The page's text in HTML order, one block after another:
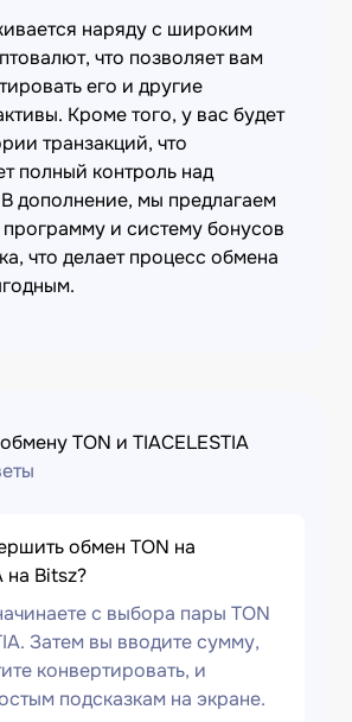
наряду с широким
что позволяет вам
его и другие
Кроме того, у вас будет
транзакций, что
полный контроль над
дополнение, мы предлагаем
и систему бонусов
что делает процесс обмена
TON и TIACELESTIA
обмен TON на
на Bitsz?
с выбора пары TON
Затем вы вводите сумму,
конвертировать, и
подсказкам на экране.